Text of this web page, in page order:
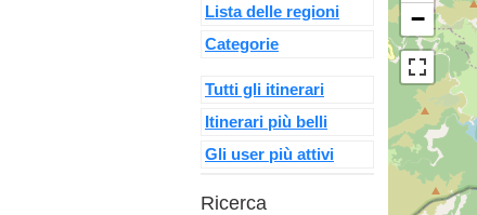
−
Lista delle regioni
Categorie
Tutti gli itinerari
Itinerari più belli
Gli user più attivi
Ricerca